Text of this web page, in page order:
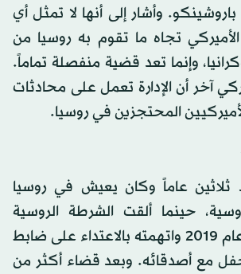
وأشار إلى أنها لا تمثل أي
تجاه ما تقوم به روسيا من
وإنما تعد قضية منفصلة تماماً.
آخر أن الإدارة تعمل على محادثات
المحتجزين في روسيا.
ثلاثين عاماً وكان يعيش في روسيا
حينما ألقت الشرطة الروسية
القبض عليه في عام 2019 واتهمته بالاعتداء على ضابط
مع أصدقائه. وبعد قضاء أكثر من